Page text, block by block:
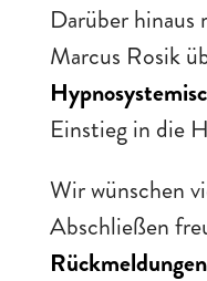
Darüber
Marcus Rosik
Einstieg in die
Wir wünschen
Abschließen
Rückmeldungen